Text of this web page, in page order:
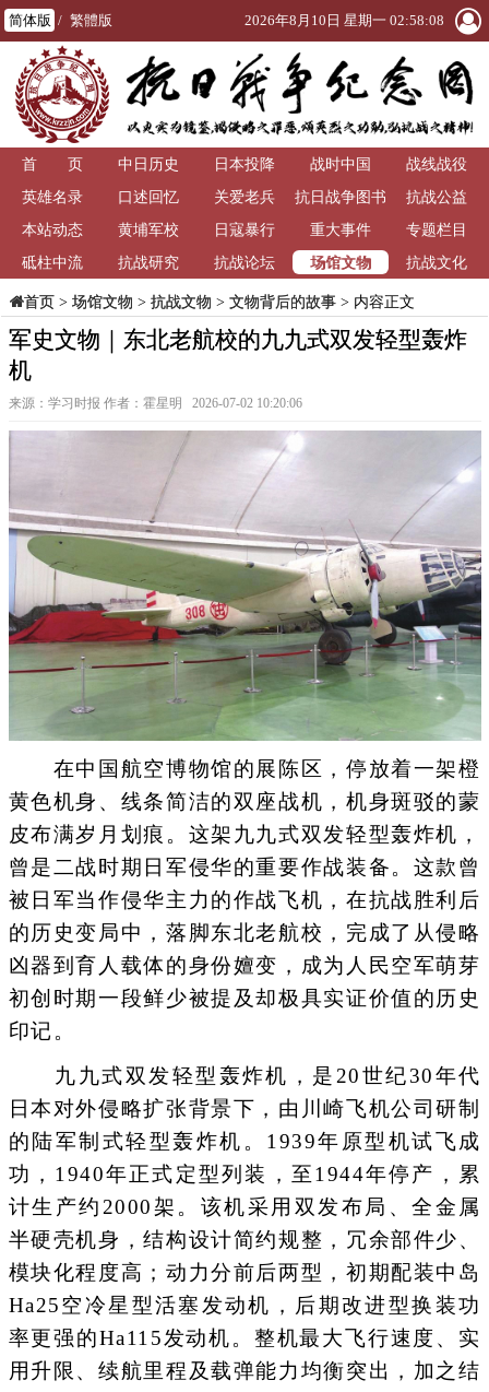
简体版 / 繁體版 2026年8月10日 星期一 02:58:09
首 页 中日历史 日本投降 战时中国
战线战役
英雄名录
口述回忆 关爱老兵
抗日战争图书
馆
抗战公益
本站动态
黄埔军校 日寇暴行 重大事件
专题栏目
砥柱中流
抗战研究 抗战论坛 场馆文物 抗战文化
首页> 场馆文物 > 抗战文物 > 文物背后的故事> 内容正文
军史文物｜东北老航校的九九式双发轻型轰炸
机
来源：学习时报 作者：霍星明 2026-07-02 10:20:06
在中国航空博物馆的展陈区，停放着一架橙
黄色机身、线条简洁的双座战机，机身斑驳的蒙
皮布满岁月划痕。这架九九式双发轻型轰炸机，
曾是二战时期日军侵华的重要作战装备。这款曾
被日军当作侵华主力的作战飞机，在抗战胜利后
的历史变局中，落脚东北老航校，完成了从侵略
凶器到育人载体的身份嬗变，成为人民空军萌芽
初创时期一段鲜少被提及却极具实证价值的历史
印记。
九九式双发轻型轰炸机，是20世纪30年代
日本对外侵略扩张背景下，由川崎飞机公司研制
的陆军制式轻型轰炸机。1939年原型机试飞成
功，1940年正式定型列装，至1944年停产，累
计生产约2000架。该机采用双发布局、全金属
半硬壳机身，结构设计简约规整，冗余部件少、
模块化程度高；动力分前后两型，初期配装中岛
Ha25空冷星型活塞发动机，后期改进型换装功
率更强的Ha115发动机。整机最大飞行速度、实
用升限、续航里程及载弹能力均衡突出，加之结